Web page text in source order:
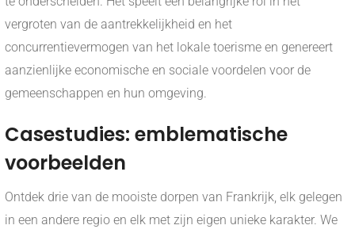
vergroten van de aantrekkelijkheid en het
concurrentievermogen van het lokale toerisme en genereert
aanzienlijke economische en sociale voordelen voor de
gemeenschappen en hun omgeving.
Casestudies: emblematische
voorbeelden
Ontdek drie van de mooiste dorpen van Frankrijk, elk gelegen
in een andere regio en elk met zijn eigen unieke karakter. We